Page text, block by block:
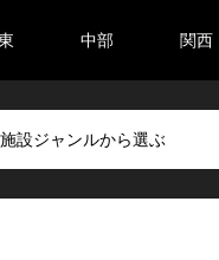
中部 関西
施設ジャンルから選ぶ